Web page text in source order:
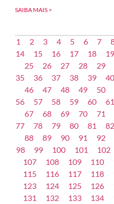
SAIBA MAIS >
1 2 3 4 5 6 7
14
15 16 17 18 19
25
26 27 28 29
35
36 37 38 39 40
46
47 48 49 50
56
57 58 59 60 61
67
68 69 70 71
77
78 79 80 81 82
88
89 90 91 92
98
99 100 101 102
107
108 109 110
115
116 117 118
123
124 125 126
131
132 133 134